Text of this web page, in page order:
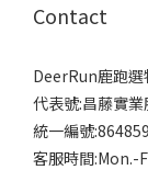
Contact
DeerRun鹿跑選
代表號:昌藤實
統一編號
客服時間:Mon.-